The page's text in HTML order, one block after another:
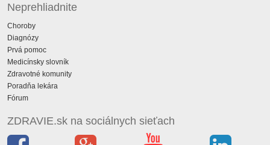
Neprehliadnite
Choroby
Diagnózy
Prvá pomoc
Medicínsky slovník
Zdravotné komunity
Poradňa lekára
Fórum
ZDRAVIE.sk na sociálnych sieťach